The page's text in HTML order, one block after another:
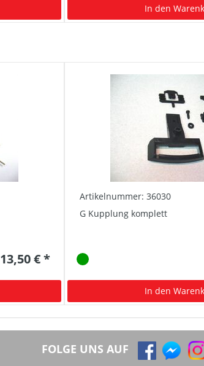
In den
13,50 € *
Artikelnummer: 36030
G Kupplung komplett
In den
FOLGE UNS AUF